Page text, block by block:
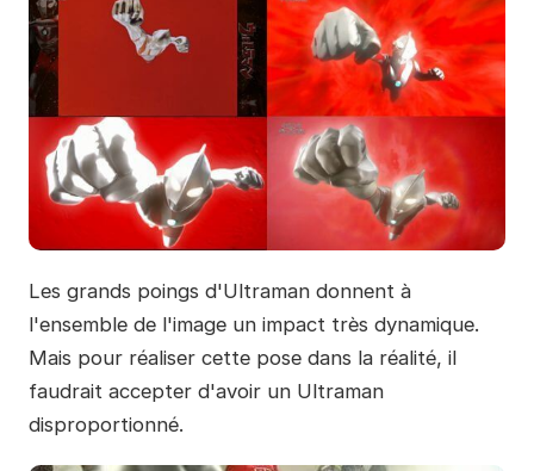
Les grands poings d'Ultraman donnent à
l'ensemble de l'image un impact très dynamique.
Mais pour réaliser cette pose dans la réalité, il
faudrait accepter d'avoir un Ultraman
disproportionné.